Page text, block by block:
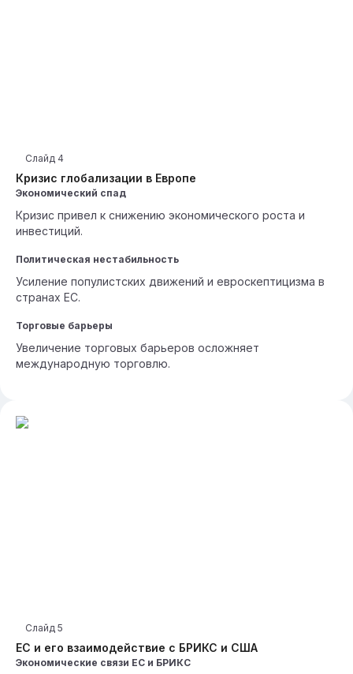
Кризис глобализации в Европе
Слайд 4
Экономический спад
Кризис привел к снижению экономического роста и
инвестиций.
Политическая нестабильность
Усиление популистских движений и евроскептицизма в
странах ЕС.
Торговые барьеры
Увеличение торговых барьеров осложняет
международную торговлю.
ЕС и его взаимодействие с БРИКС и США
Слайд 5
Экономические связи ЕС и БРИКС